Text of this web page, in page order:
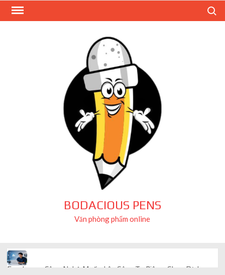
Skip
BODACIOUS PENS
Văn phòng phẩm online
Freelancer Công Nghệ Muốn Lên Công Ty Riêng: Chọn Dịch